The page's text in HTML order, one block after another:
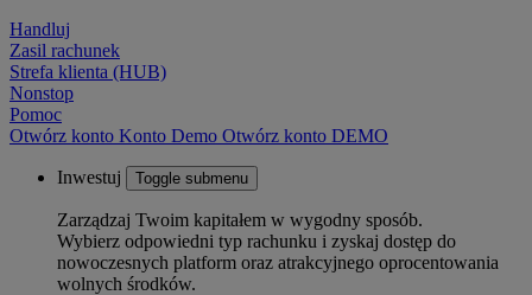
Handluj
Zasil rachunek
Strefa klienta (HUB)
Nonstop
Pomoc
Otwórz konto Konto Demo Otwórz konto DEMO
Inwestuj Toggle submenu
Zarządzaj Twoim kapitałem w wygodny sposób.
Wybierz odpowiedni typ rachunku i zyskaj dostęp do
nowoczesnych platform oraz atrakcyjnego oprocentowania
wolnych środków.